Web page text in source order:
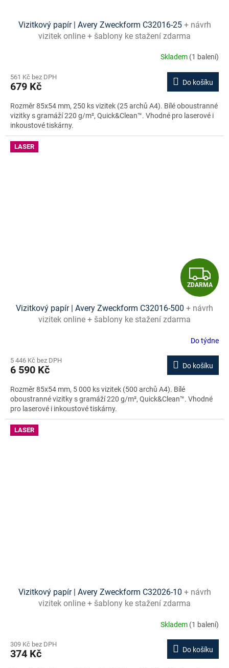
Vizitkový papír | Avery Zweckform C32016-25 + návrh
vizitek online + šablony ke stažení zdarma
Skladem (1 balení)
561 Kč bez DPH
679 Kč Do košíku
Rozměr 85x54 mm, 250 ks vizitek (25 archů A4). Bílé oboustranné
vizitky s gramáží 220 g/m², Quick&Clean™. Vhodné pro laserové i
inkoustové tiskárny.
LASER
Z
D
A
R
M
A
ZDARMA
Vizitkový papír | Avery Zweckform C32016-500 + návrh
vizitek online + šablony ke stažení zdarma
Do týdne
5 446 Kč bez DPH
6 590 Kč Do košíku
Rozměr 85x54 mm, 5 000 ks vizitek (500 archů A4). Bílé
oboustranné vizitky s gramáží 220 g/m², Quick&Clean™. Vhodné
pro laserové i inkoustové tiskárny.
LASER
Vizitkový papír | Avery Zweckform C32026-10 + návrh
vizitek online + šablony ke stažení zdarma
Skladem (1 balení)
309 Kč bez DPH
374 Kč Do košíku